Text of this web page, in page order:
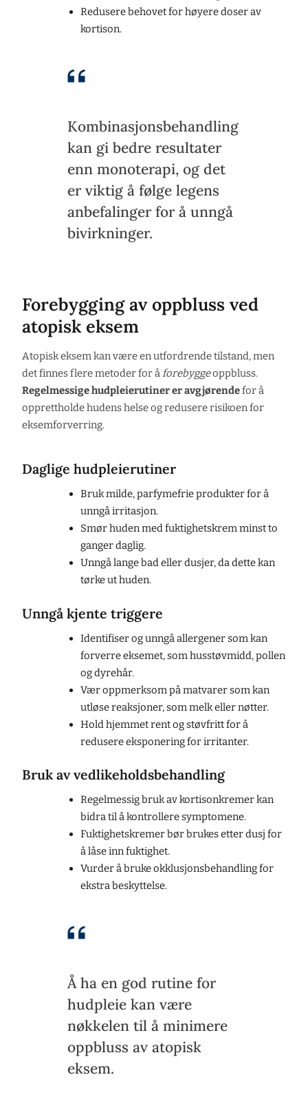
Redusere behovet for høyere doser av
kortison.
Kombinasjonsbehandling
kan gi bedre resultater
enn monoterapi, og det
er viktig å følge legens
anbefalinger for å unngå
bivirkninger.
Forebygging av oppbluss ved
atopisk eksem
Atopisk eksem kan være en utfordrende tilstand, men
det finnes flere metoder for å forebyggeoppbluss.
Regelmessige hudpleierutiner er avgjørendefor å
opprettholde hudens helse og redusere risikoen for
eksemforverring.
Daglige hudpleierutiner
Bruk milde, parfymefrie produkter for å
unngå irritasjon.
Smør huden med fuktighetskrem minst to
ganger daglig.
Unngå lange bad eller dusjer, da dette kan
tørke ut huden.
Unngå kjente triggere
Identifiser og unngå allergener som kan
forverre eksemet, som husstøvmidd, pollen
og dyrehår.
Vær oppmerksom på matvarer som kan
utløse reaksjoner, som melk eller nøtter.
Hold hjemmet rent og støvfritt for å
redusere eksponering for irritanter.
Bruk av vedlikeholdsbehandling
Regelmessig bruk av kortisonkremer kan
bidra til å kontrollere symptomene.
Fuktighetskremer bør brukes etter dusj for
å låse inn fuktighet.
Vurder å bruke okklusjonsbehandling for
ekstra beskyttelse.
Å ha en god rutine for
hudpleie kan være
nøkkelen til å minimere
oppbluss av atopisk
eksem.